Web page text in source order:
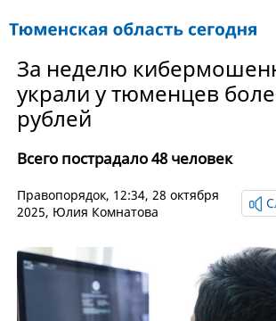
За неделю
украли у тюменцев
рублей
Всего пострадало 48 человек
Правопорядок, 12:34, 28 октября
2025, Юлия Комнатова